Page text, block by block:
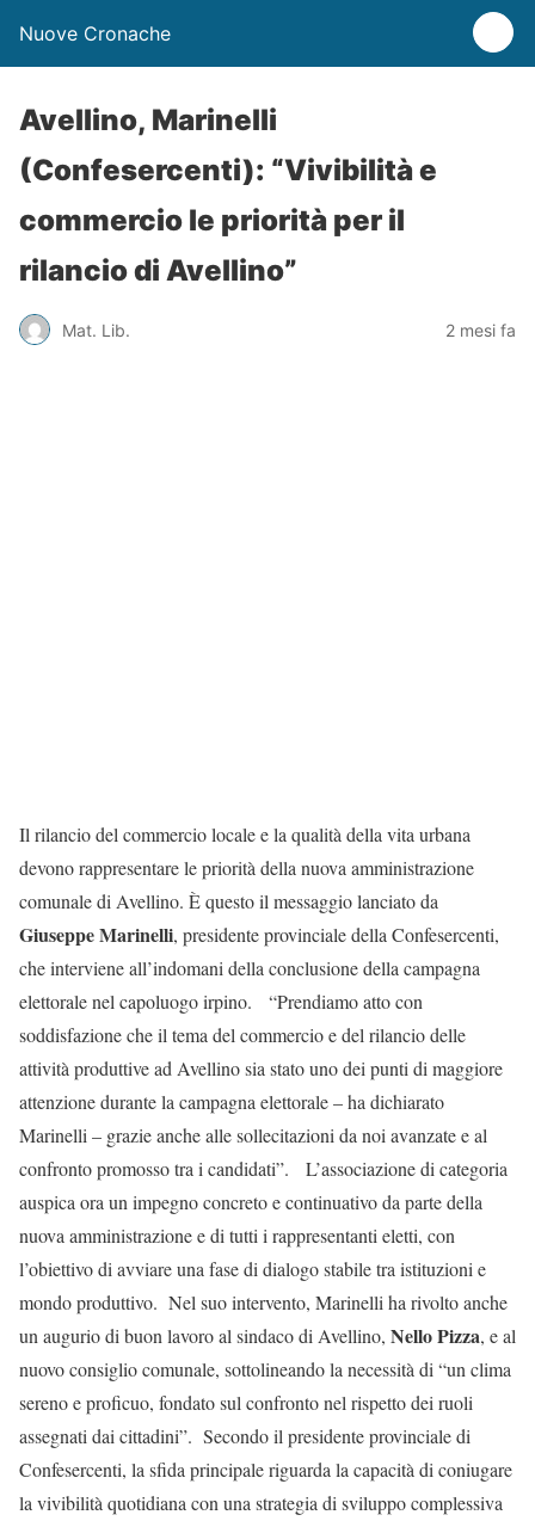
Nuove Cronache
Avellino, Marinelli
(Confesercenti): “Vivibilità e
commercio le priorità per il
rilancio di Avellino”
Mat. Lib. 2 mesi fa
Il rilancio del commercio locale e la qualità della vita urbana
devono rappresentare le priorità della nuova amministrazione
comunale di Avellino. È questo il messaggio lanciato da
Giuseppe Marinelli, presidente provinciale della Confesercenti,
che interviene all’indomani della conclusione della campagna
elettorale nel capoluogo irpino. “Prendiamo atto con
soddisfazione che il tema del commercio e del rilancio delle
attività produttive ad Avellino sia stato uno dei punti di maggiore
attenzione durante la campagna elettorale – ha dichiarato
Marinelli – grazie anche alle sollecitazioni da noi avanzate e al
confronto promosso tra i candidati”. L’associazione di categoria
auspica ora un impegno concreto e continuativo da parte della
nuova amministrazione e di tutti i rappresentanti eletti, con
l’obiettivo di avviare una fase di dialogo stabile tra istituzioni e
mondo produttivo. Nel suo intervento, Marinelli ha rivolto anche
un augurio di buon lavoro al sindaco di Avellino, Nello Pizza, e al
nuovo consiglio comunale, sottolineando la necessità di “un clima
sereno e proficuo, fondato sul confronto nel rispetto dei ruoli
assegnati dai cittadini”. Secondo il presidente provinciale di
Confesercenti, la sfida principale riguarda la capacità di coniugare
la vivibilità quotidiana con una strategia di sviluppo complessiva